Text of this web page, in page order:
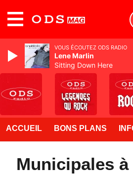
ACCUEIL BONS PLANS
Municipales
VOUS ÉCOUTEZ ODS RADIO
Lene Marlin
Sitting Down Here